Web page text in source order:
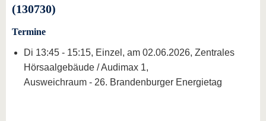
(130730)
Termine
Di 13:45 - 15:15, Einzel, am 02.06.2026, Zentrales
Hörsaalgebäude / Audimax 1,
Ausweichraum - 26. Brandenburger Energietag